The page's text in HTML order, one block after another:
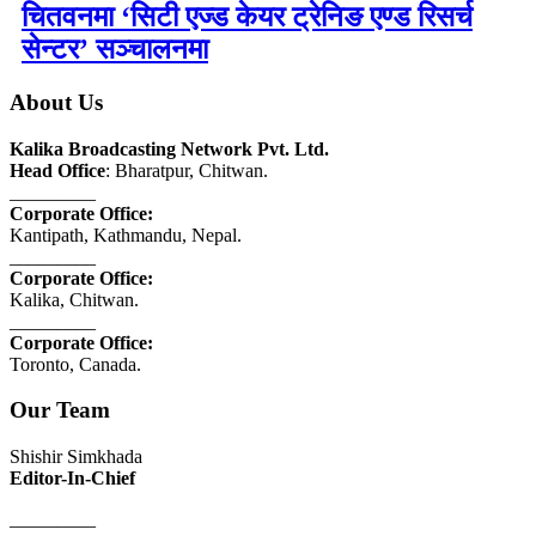
चितवनमा ‘सिटी एज्ड केयर ट्रेनिङ एण्ड रिसर्च
सेन्टर’ सञ्चालनमा
About Us
Kalika Broadcasting Network Pvt. Ltd.
Head Office: Bharatpur, Chitwan.
Corporate Office:
Kantipath, Kathmandu, Nepal.
Corporate Office:
Kalika, Chitwan.
Corporate Office:
Toronto, Canada.
Our Team
Shishir Simkhada
Editor-In-Chief